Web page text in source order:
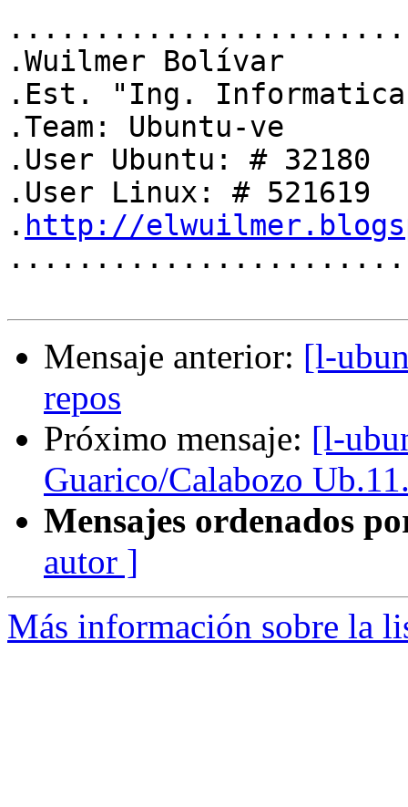
.Wuilmer Bolívar
.Est. "Ing.
.Team: Ubuntu-ve
.User Ubuntu: #
.User Linux: #
. http://
Mensaje anterior: [l-
repos
Próximo mensaje: [l-
Guarico/Calabozo
Mensajes ordenados
autor ]
Más información sobre la